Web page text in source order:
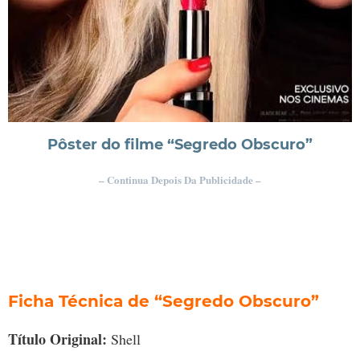
Pôster do filme “Segredo Obscuro”
– Continua Depois Da Publicidade –
Ficha Técnica de “Segredo Obscuro”
Título Original: Shell